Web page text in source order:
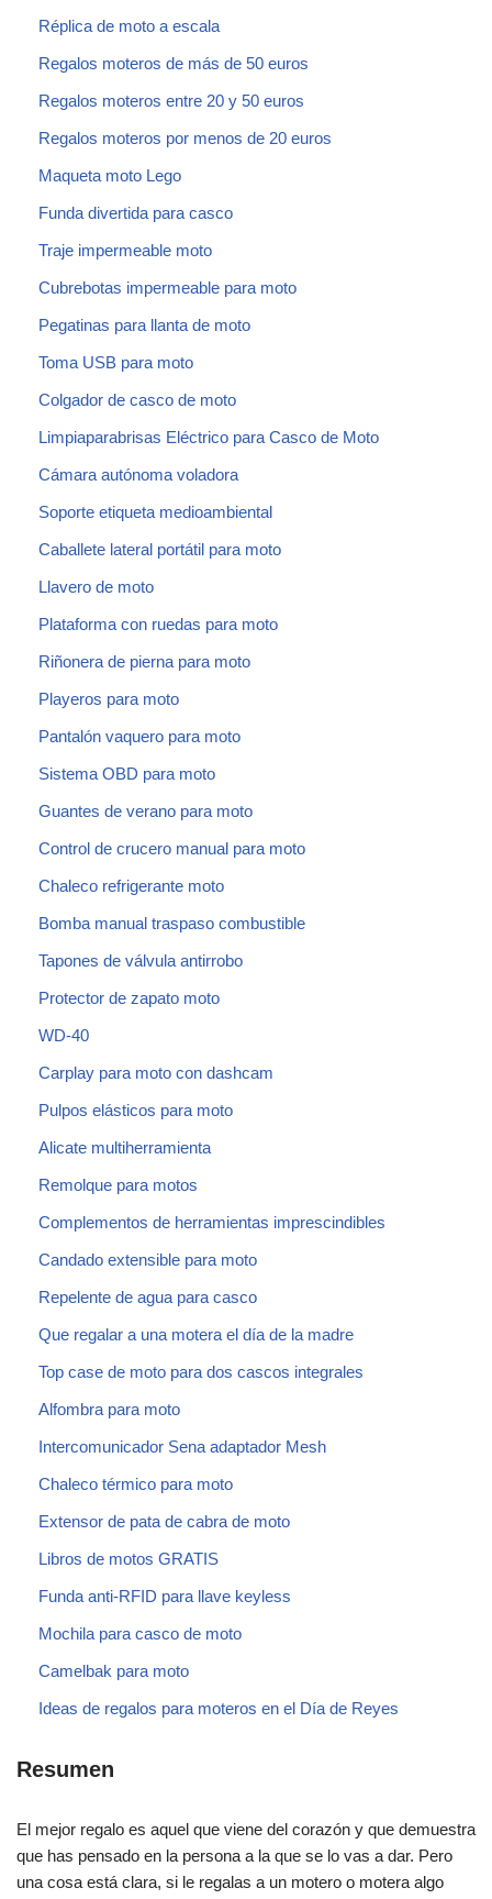
Réplica de moto a escala
Regalos moteros de más de 50 euros
Regalos moteros entre 20 y 50 euros
Regalos moteros por menos de 20 euros
Maqueta moto Lego
Funda divertida para casco
Traje impermeable moto
Cubrebotas impermeable para moto
Pegatinas para llanta de moto
Toma USB para moto
Colgador de casco de moto
Limpiaparabrisas Eléctrico para Casco de Moto
Cámara autónoma voladora
Soporte etiqueta medioambiental
Caballete lateral portátil para moto
Llavero de moto
Plataforma con ruedas para moto
Riñonera de pierna para moto
Playeros para moto
Pantalón vaquero para moto
Sistema OBD para moto
Guantes de verano para moto
Control de crucero manual para moto
Chaleco refrigerante moto
Bomba manual traspaso combustible
Tapones de válvula antirrobo
Protector de zapato moto
WD-40
Carplay para moto con dashcam
Pulpos elásticos para moto
Alicate multiherramienta
Remolque para motos
Complementos de herramientas imprescindibles
Candado extensible para moto
Repelente de agua para casco
Que regalar a una motera el día de la madre
Top case de moto para dos cascos integrales
Alfombra para moto
Intercomunicador Sena adaptador Mesh
Chaleco térmico para moto
Extensor de pata de cabra de moto
Libros de motos GRATIS
Funda anti-RFID para llave keyless
Mochila para casco de moto
Camelbak para moto
Ideas de regalos para moteros en el Día de Reyes
Resumen
El mejor regalo es aquel que viene del corazón y que demuestra
que has pensado en la persona a la que se lo vas a dar. Pero
una cosa está clara, si le regalas a un motero o motera algo